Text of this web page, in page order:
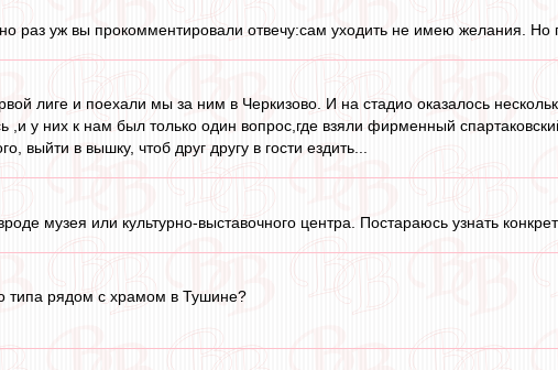
уж вы прокомментировали отвечу:сам уходить не имею желания. Но
лиге и поехали мы за ним в Черкизово. И на стадио оказалось
,и у них к нам был только один вопрос,где взяли фирменный
в вышку, чтоб друг другу в гости ездить...
музея или культурно-выставочного центра. Постараюсь узнать
типа рядом с храмом в Тушине?